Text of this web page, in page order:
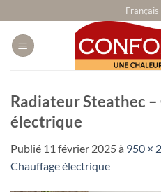
au
contenu
Français
Radiateur Steathec
électrique
Publié 11 février 2025à 950 ×
Chauffage électrique